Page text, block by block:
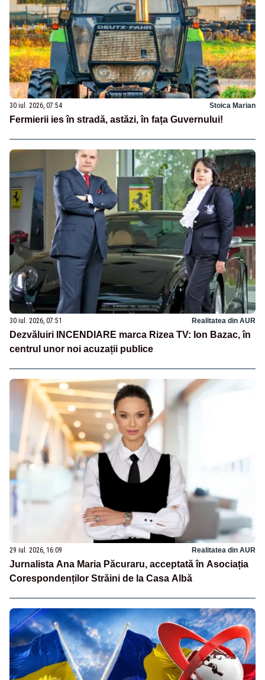
30 iul. 2026, 07:54 Stoica Marian
Fermierii ies în stradă, astăzi, în fața Guvernului!
30 iul. 2026, 07:51 Realitatea din AUR
Dezvăluiri INCENDIARE marca Rizea TV: Ion Bazac, în
centrul unor noi acuzații publice
29 iul. 2026, 16:09 Realitatea din AUR
Jurnalista Ana Maria Păcuraru, acceptată în Asociația
Corespondenților Străini de la Casa Albă